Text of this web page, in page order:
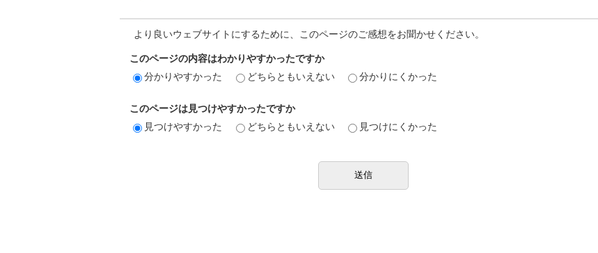
より良いウェブサイトにするために、このページのご感想をお聞かせください。
このページの内容はわかりやすかったですか
分かりやすかった
どちらともいえない 分かりにくかった
このページは見つけやすかったですか
見つけやすかった
どちらともいえない 見つけにくかった